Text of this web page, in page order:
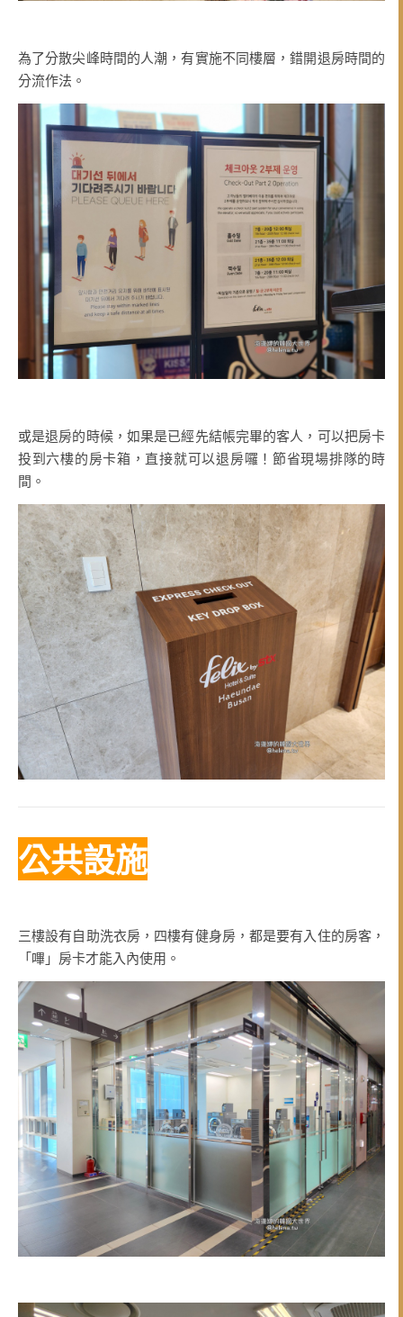
為了分散尖峰時間的人潮，有實施不同樓層，錯開退房時間的
分流作法。
或是退房的時候，如果是已經先結帳完畢的客人，可以把房卡
投到六樓的房卡箱，直接就可以退房囉！節省現場排隊的時
間。
公共設施
三樓設有自助洗衣房，四樓有健身房，都是要有入住的房客，
「嗶」房卡才能入內使用。